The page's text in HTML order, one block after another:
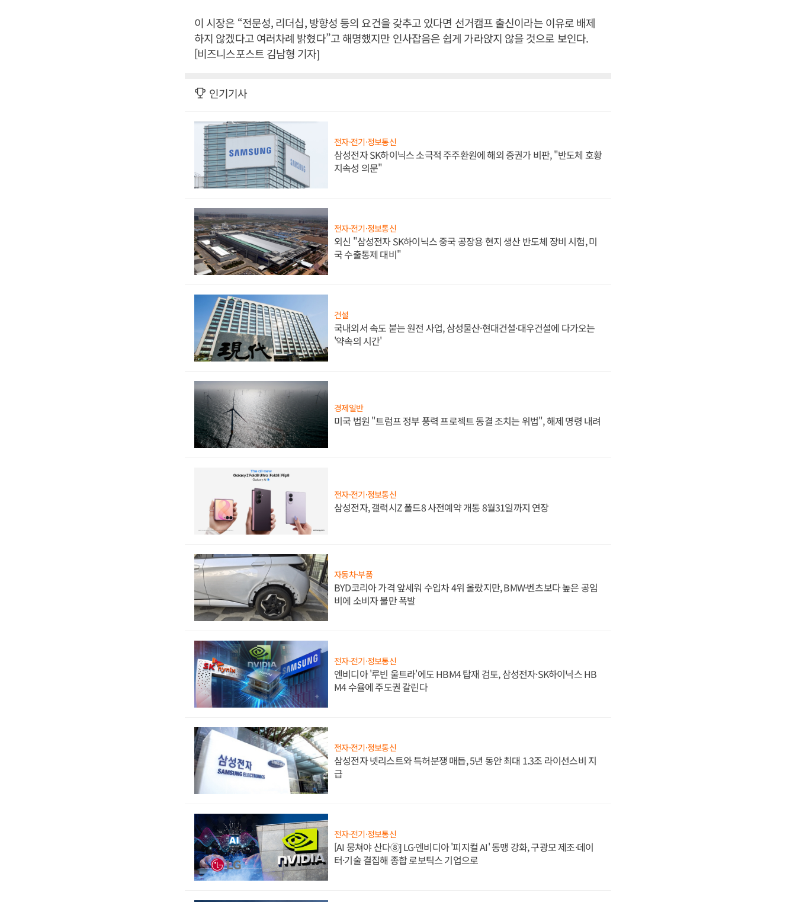
이 시장은 “전문성, 리더십, 방향성 등의 요건을 갖추고 있다면 선거캠프 출신이라는 이유로 배제
하지 않겠다고 여러차례 밝혔다”고 해명했지만 인사잡음은 쉽게 가라앉지 않을 것으로 보인다.
[비즈니스포스트 김남형 기자]
인기기사
전자·전기·정보통신
삼성전자 SK하이닉스 소극적 주주환원에 해외 증권가 비판, "반도체 호황
지속성 의문"
전자·전기·정보통신
외신 "삼성전자 SK하이닉스 중국 공장용 현지 생산 반도체 장비 시험, 미
국 수출통제 대비"
건설
국내외서 속도 붙는 원전 사업, 삼성물산·현대건설·대우건설에 다가오는
'약속의 시간'
경제일반
미국 법원 "트럼프 정부 풍력 프로젝트 동결 조치는 위법", 해제 명령 내려
전자·전기·정보통신
삼성전자, 갤럭시Z 폴드8 사전예약 개통 8월31일까지 연장
자동차·부품
BYD코리아 가격 앞세워 수입차 4위 올랐지만, BMW·벤츠보다 높은 공임
비에 소비자 불만 폭발
전자·전기·정보통신
엔비디아 '루빈 울트라'에도 HBM4 탑재 검토, 삼성전자·SK하이닉스 HB
M4 수율에 주도권 갈린다
전자·전기·정보통신
삼성전자 넷리스트와 특허분쟁 매듭, 5년 동안 최대 1.3조 라이선스비 지
급
전자·전기·정보통신
[AI 뭉쳐야 산다⑧] LG·엔비디아 '피지컬 AI' 동맹 강화, 구광모 제조·데이
터·기술 결집해 종합 로보틱스 기업으로